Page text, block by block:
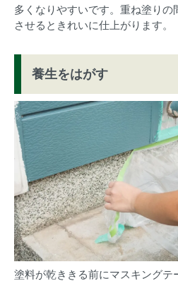
多くなりやすいです。重ね塗りの
させるときれいに仕上がります。
養生をはがす
塗料が乾ききる前にマスキングテ